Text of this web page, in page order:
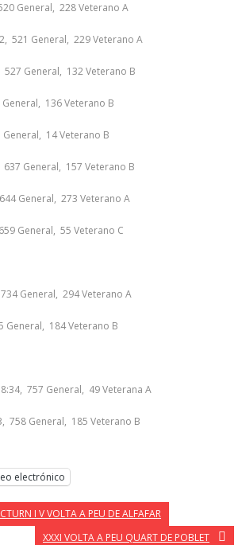
General, 228 Veterano A
521 General, 229 Veterano A
General, 132 Veterano B
136 Veterano B
14 Veterano B
General, 157 Veterano B
General, 273 Veterano A
General, 55 Veterano C
General, 294 Veterano A
General, 184 Veterano B
757 General, 49 Veterana A
758 General, 185 Veterano B
electrónico
I V VOLTA A PEU DE ALFAFAR
XXXI VOLTA A PEU QUART DE POBLET